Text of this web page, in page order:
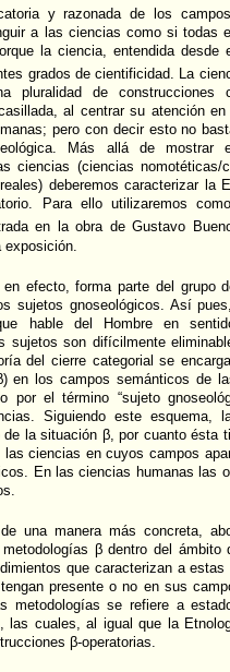
y razonada de los
a las ciencias como si todas
la ciencia, entendida desde
grados de cientificidad. La
pluralidad de construcciones
al centrar su atención
pero con decir esto no
Más allá de
ciencias (ciencias nomotéticas/
deberemos caracterizar la
Para ello utilizaremos
en la obra de Gustavo
en efecto, forma parte del grupo
sujetos gnoseológicos. Así
hable del Hombre en
sujetos son difícilmente
del cierre categorial se
en los campos semánticos de
por el término “sujeto
Siguiendo este esquema,
la situación β, por cuanto ésta
ciencias en cuyos campos
En las ciencias humanas las
una manera más concreta,
β dentro del ámbito
que caracterizan a
presente o no en sus
metodologías se refiere a
las cuales, al igual que la
β-operatorias.